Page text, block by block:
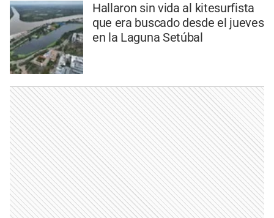
Hallaron sin vida al kitesurfista
que era buscado desde el jueves
en la Laguna Setúbal